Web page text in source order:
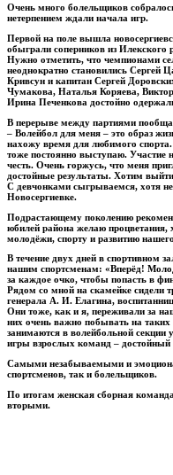
Очень много болельщиков
нетерпением ждали начала игр.
Первой на поле вышла
обыграли соперников из Илекского
Нужно отметить, что чемпионами
неоднократно становились Сергей
Кривсун и капитан Сергей
Чумакова, Наталья Коряева,
Ирина Печенкова достойно
В перерыве между партиями
– Волейбол для меня – это образ
нахожу время для любимого
тоже постоянно выступаю. Участие
честь. Очень горжусь, что меня
достойные результаты. Хотим
С девчонками сыгрываемся, хотя
Новосергиевке.
Подрастающему поколению
юбилей района желаю процветания,
молодёжи, спорту и развитию
В течение двух дней в спортивном
нашим спортсменам: «Вперёд!
за каждое очко, чтобы попасть в
Рядом со мной на скамейке сидели
генерала А. И. Елагина,
Они тоже, как и я, переживали за
них очень важно побывать на
занимаются в волейбольной секции
игры взрослых команд –
Самыми незабываемыми и
спорт­сменов, так и болельщиков.
По итогам женская сборная
вторыми.